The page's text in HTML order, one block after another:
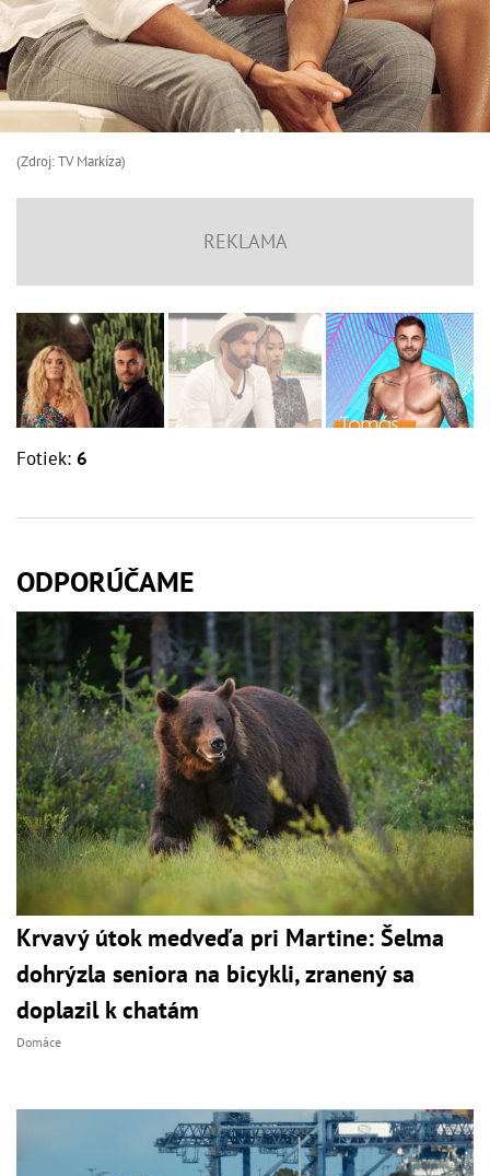
(Zdroj: TV Markíza)
Fotiek: 6
ODPORÚČAME
Krvavý útok medveďa pri Martine: Šelma
dohrýzla seniora na bicykli, zranený sa
doplazil k chatám
Domáce